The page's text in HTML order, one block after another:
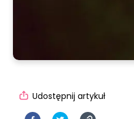
Udostępnij artykuł